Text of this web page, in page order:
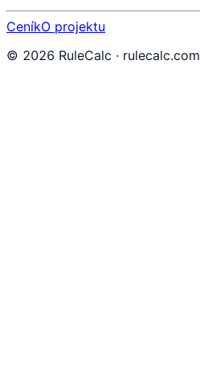
CeníkO projektu
© 2026 RuleCalc · rulecalc.com